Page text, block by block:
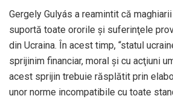
Gergely Gulyás a reamintit că
suportă toate ororile şi suferinţele
din Ucraina. În acest timp, “statul
sprijinim financiar, moral şi cu acţiuni
acest sprijin trebuie răsplătit prin
unor norme incompatibile cu toate